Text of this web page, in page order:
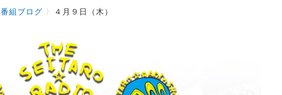
番組ブログ 〉 ４月９日（木）